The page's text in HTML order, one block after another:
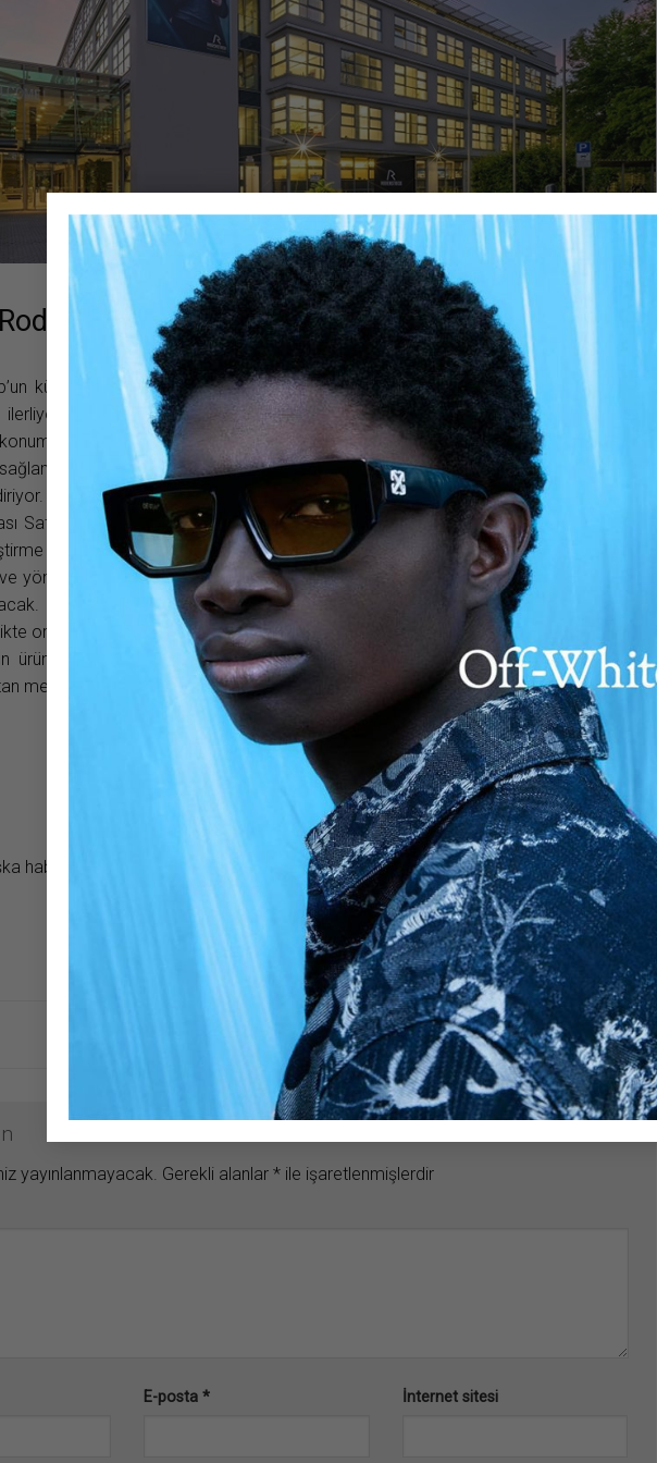
Rodenstock Group’tan Büyüme Hamlesi
küresel arenada lider cam üreticisine ve medikal teknoloji şirketine dönüşümü
ilerliyor. Group açıklamasında, Optovision ve Indo Optical ile Rodenstock’un sürekli
sahip olduğunu belirtti. Rodenstock, Optovision ve Indo Optical, müşterilerine
amacıyla küresel dağıtımlarına birleşik ve verimli bir yaklaşım oluşturarak
Markalar artık dağıtımı bağımsız olarak ele almak yerine, Group’un pazar bilgisi
Satış ekibinin liderliğinde birlikte çalışacak. Deneyimli Satış Uzmanı Kornel Bogyo,
Kıdemli Müdürü olarak atandı. Kornel, dünyanın dört bir yanındaki iş ortaklarıyla
yönetmekten sorumlu olarak, her iki markanın da başarılı bir şekilde küresel olarak
Rodenstock Uluslararası Satış Başkan Yardımcısı Sören Østergard, “Optovision
orta fiyat segmentinde yüksek performanslı ürün portföyleri sunuyor ve her ikisi de
ürünler ve güçlü, benzersiz marka kimlikleri ile öne çıkıyor. Bu seçkin markaların
memnuniyet duyacağız” dedi.
Şubat 2025
haber bulunamadı
yayınlanmayacak. Gerekli alanlar * ile işaretlenmişlerdir
E-posta * İnternet sitesi